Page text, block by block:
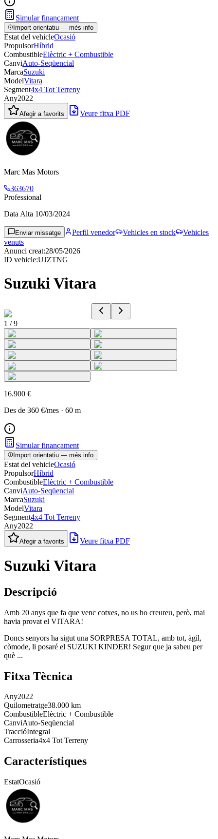
Simular finançament
Import orientatiu — més info
Estat del vehicleOcasió
PropulsorHíbrid
CombustibleElèctric + Combustible
CanviAuto-Seqüencial
MarcaSuzuki
ModelVitara
Segment4x4 Tot Terreny
Any2022
Afegir a favorits Veure fitxa PDF
Marc Mas Motors
363670
Professional
Data Alta 10/03/2024
Enviar missatge Perfil venedor Vehicles en stock
Vehicles
venuts
Anunci creat:28/05/2026
ID vehicle:UJZTNG
Suzuki Vitara
1 /9
16.900 €
Des de 360 €/mes · 60 m
Simular finançament
Import orientatiu — més info
Estat del vehicleOcasió
PropulsorHíbrid
CombustibleElèctric + Combustible
CanviAuto-Seqüencial
MarcaSuzuki
ModelVitara
Segment4x4 Tot Terreny
Any2022
Afegir a favorits Veure fitxa PDF
Suzuki Vitara
Descripció
Amb 20 anys que fa que venc cotxes, no us ho creureu, però, mai
havia provat el VITARA!
Doncs senyors ha sigut una SORPRESA TOTAL, amb tot, àgil,
còmode, li posaré el SUZUKI KINDER! Segur que ja sabeu per
què ...
Fitxa Tècnica
Any2022
Quilometratge38.000 km
CombustibleElèctric + Combustible
CanviAuto-Seqüencial
TraccióIntegral
Carrosseria4x4 Tot Terreny
Característiques
EstatOcasió